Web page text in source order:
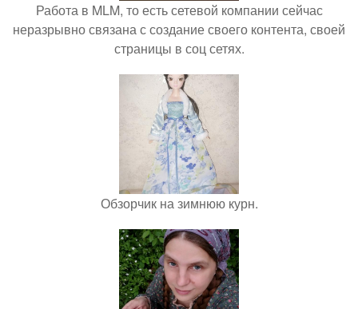
Работа в MLM, то есть сетевой компании сейчас
неразрывно связана с создание своего контента, своей
страницы в соц сетях.
Обзорчик на зимнюю курн.